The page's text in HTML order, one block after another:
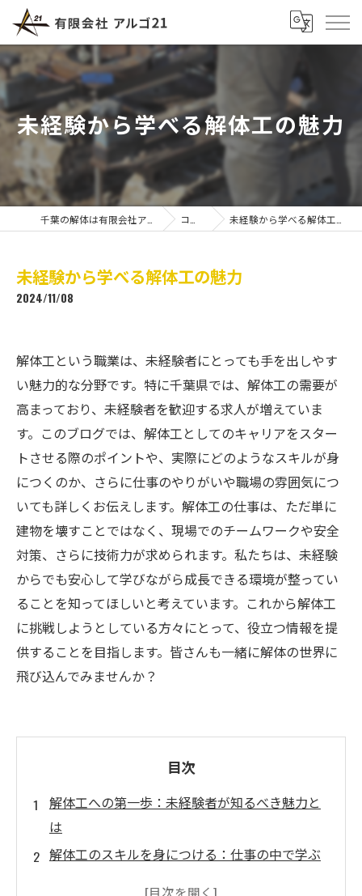
未経験から学べる解体工の魅力
コラム 未経験から学べる解体工の魅力
未経験から学べる解体工の魅力
2024/11/08
解体工という職業は、未経験者にとっても手を出しやす
い魅力的な分野です。特に千葉県では、解体工の需要が
高まっており、未経験者を歓迎する求人が増えていま
す。このブログでは、解体工としてのキャリアをスター
トさせる際のポイントや、実際にどのようなスキルが身
につくのか、さらに仕事のやりがいや職場の雰囲気につ
いても詳しくお伝えします。解体工の仕事は、ただ単に
建物を壊すことではなく、現場でのチームワークや安全
対策、さらに技術力が求められます。私たちは、未経験
からでも安心して学びながら成長できる環境が整ってい
ることを知ってほしいと考えています。これから解体工
に挑戦しようとしている方々にとって、役立つ情報を提
供することを目指します。皆さんも一緒に解体の世界に
飛び込んでみませんか？
目次
解体工への第一歩：未経験者が知るべき魅力と
は
解体工のスキルを身につける：仕事の中で学ぶ